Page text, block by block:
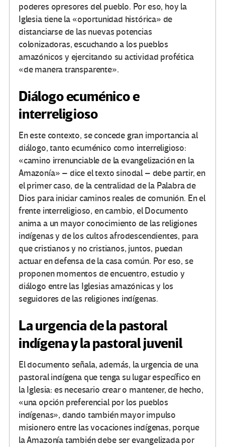
poderes opresores del pueblo. Por eso, hoy la
Iglesia tiene la «oportunidad histórica» de
distanciarse de las nuevas potencias
colonizadoras, escuchando a los pueblos
amazónicos y ejercitando su actividad profética
«de manera transparente».
Diálogo ecuménico e
interreligioso
En este contexto, se concede gran importancia al
diálogo, tanto ecuménico como interreligioso:
«camino irrenunciable de la evangelización en la
Amazonía» – dice el texto sinodal – debe partir, en
el primer caso, de la centralidad de la Palabra de
Dios para iniciar caminos reales de comunión. En el
frente interreligioso, en cambio, el Documento
anima a un mayor conocimiento de las religiones
indígenas y de los cultos afrodescendientes, para
que cristianos y no cristianos, juntos, puedan
actuar en defensa de la casa común. Por eso, se
proponen momentos de encuentro, estudio y
diálogo entre las Iglesias amazónicas y los
seguidores de las religiones indígenas.
La urgencia de la pastoral
indígena y la pastoral juvenil
El documento señala, además, la urgencia de una
pastoral indígena que tenga su lugar específico en
la Iglesia: es necesario crear o mantener, de hecho,
«una opción preferencial por los pueblos
indígenas», dando también mayor impulso
misionero entre las vocaciones indígenas, porque
la Amazonía también debe ser evangelizada por